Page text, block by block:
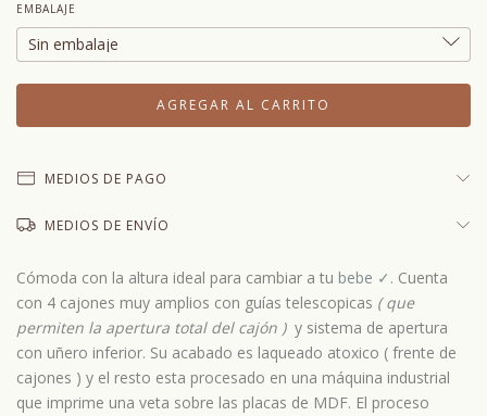
EMBALAJE
MEDIOS DE PAGO
MEDIOS DE ENVÍO
Cómoda con la altura ideal para cambiar a tu bebe ✓. Cuenta
con 4 cajones muy amplios con guías telescopicas ( que
permiten la apertura total del cajón )y sistema de apertura
con uñero inferior. Su acabado es laqueado atoxico ( frente de
cajones ) y el resto esta procesado en una máquina industrial
que imprime una veta sobre las placas de MDF. El proceso